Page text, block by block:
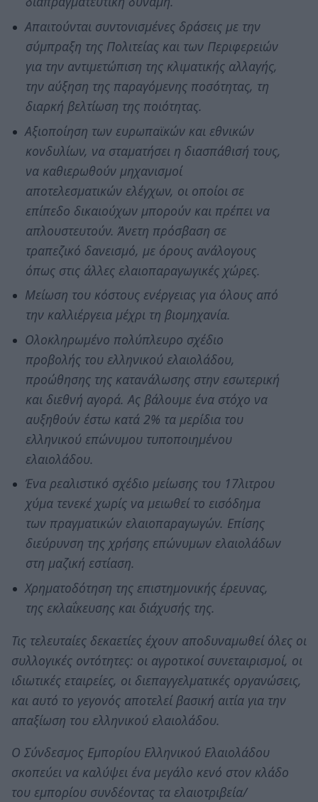
Απαιτούνται συντονισμένες δράσεις με την
σύμπραξη της Πολιτείας και των Περιφερειών
για την αντιμετώπιση της κλιματικής αλλαγής,
την αύξηση της παραγόμενης ποσότητας, τη
διαρκή βελτίωση της ποιότητας.
Αξιοποίηση των ευρωπαϊκών και εθνικών
κονδυλίων, να σταματήσει η διασπάθισή τους,
να καθιερωθούν μηχανισμοί
αποτελεσματικών ελέγχων, οι οποίοι σε
επίπεδο δικαιούχων μπορούν και πρέπει να
απλουστευτούν. Άνετη πρόσβαση σε
τραπεζικό δανεισμό, με όρους ανάλογους
όπως στις άλλες ελαιοπαραγωγικές χώρες.
Μείωση του κόστους ενέργειας για όλους από
την καλλιέργεια μέχρι τη βιομηχανία.
Ολοκληρωμένο πολύπλευρο σχέδιο
προβολής του ελληνικού ελαιολάδου,
προώθησης της κατανάλωσης στην εσωτερική
και διεθνή αγορά. Ας βάλουμε ένα στόχο να
αυξηθούν έστω κατά 2% τα μερίδια του
ελληνικού επώνυμου τυποποιημένου
ελαιολάδου.
Ένα ρεαλιστικό σχέδιο μείωσης του 17λιτρου
χύμα τενεκέ χωρίς να μειωθεί το εισόδημα
των πραγματικών ελαιοπαραγωγών. Επίσης
διεύρυνση της χρήσης επώνυμων ελαιολάδων
στη μαζική εστίαση.
Χρηματοδότηση της επιστημονικής έρευνας,
της εκλαΐκευσης και διάχυσής της.
Τις τελευταίες δεκαετίες έχουν αποδυναμωθεί όλες οι
συλλογικές οντότητες: οι αγροτικοί συνεταιρισμοί, οι
ιδιωτικές εταιρείες, οι διεπαγγελματικές οργανώσεις,
και αυτό το γεγονός αποτελεί βασική αιτία για την
απαξίωση του ελληνικού ελαιολάδου.
Ο Σύνδεσμος Εμπορίου Ελληνικού Ελαιολάδου
σκοπεύει να καλύψει ένα μεγάλο κενό στον κλάδο
του εμπορίου συνδέοντας τα ελαιοτριβεία/